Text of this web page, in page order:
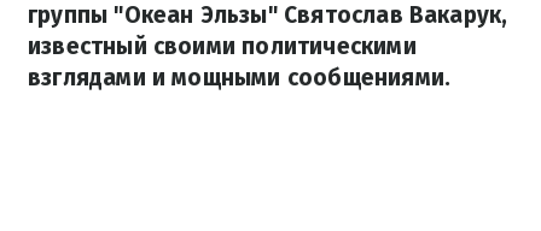
группы "Океан Эльзы" Святослав Вакарук,
известный своими политическими
взглядами и мощными сообщениями.